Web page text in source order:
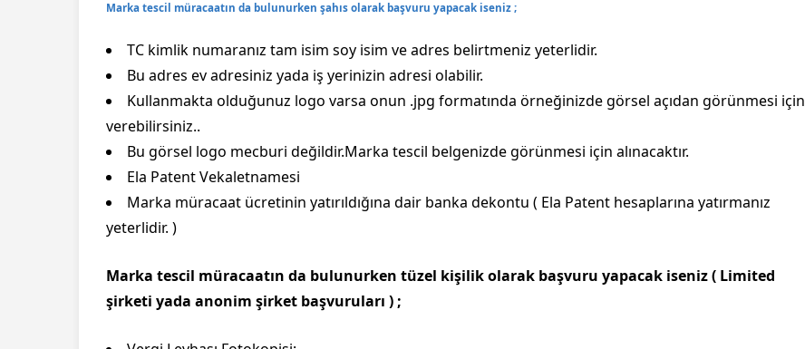
Marka tescil müracaatın da bulunurken şahıs olarak başvuru yapacak iseniz ;
TC kimlik numaranız tam isim soy isim ve adres belirtmeniz yeterlidir.
Bu adres ev adresiniz yada iş yerinizin adresi olabilir.
Kullanmakta olduğunuz logo varsa onun .jpg formatında örneğinizde görsel açıdan görünmesi için
verebilirsiniz..
Bu görsel logo mecburi değildir.Marka tescil belgenizde görünmesi için alınacaktır.
Ela Patent Vekaletnamesi
Marka müracaat ücretinin yatırıldığına dair banka dekontu ( Ela Patent hesaplarına yatırmanız
yeterlidir. )
Marka tescil müracaatın da bulunurken tüzel kişilik olarak başvuru yapacak iseniz ( Limited
şirketi yada anonim şirket başvuruları ) ;